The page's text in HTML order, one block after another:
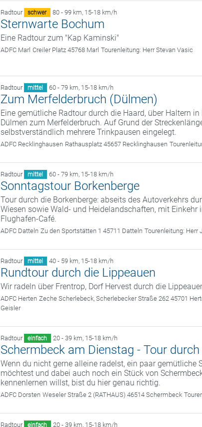
Radtour schwer 80 - 99 km, 15-18 km/h
Sternwarte Bochum
Eine Radtour zum "Kap Kaminski"
ADFC Marl Creiler Platz 45768 Marl Tourenleitung: Herr Stevan Vasic
Radtour mittel 60 - 79 km, 15-18 km/h
Zum Merfelderbruch (Dülmen)
Eine gemütliche Radtour durch die Haard, über Haltern in
Dülmen zum Merfelderbruch. Auf Grund der
selbstverständlich mehrere Trinkpausen eingelegt.
ADFC Recklinghausen Rathausplatz 45657 Recklinghausen
Radtour mittel 60 - 79 km, 15-18 km/h
Sonntagstour Borkenberge
Tour durch die Borkenberge: abseits des Autoverkehrs
Wiesen sowie Wald‑ und Heidelandschaften, mit Einkehr
Flughafen‑Café.
ADFC Datteln Zu den Sportstätten 1 45711 Datteln Tourenleitung: Herr
Radtour mittel 40 - 59 km, 15-18 km/h
Rundtour durch die Lippeauen
Wir radeln über Frentrop, Dorf Hervest durch die
ADFC Herten Zeche Scherlebeck, Scherlebecker Straße 262 45701
Geisler
Radtour einfach 20 - 39 km, 15-18 km/h
Schermbeck am Dienstag - Tour
Wenn du nicht gerne alleine radelst, ein paar gemütliche
möchtest und dabei auch noch ein Stück von
kennenlernen willst, bist du hier genau richtig.
ADFC Dorsten Weseler Straße 2 (RATHAUS) 46514 Schermbeck
Radtour einfach 20 - 39 km, 15-18 km/h